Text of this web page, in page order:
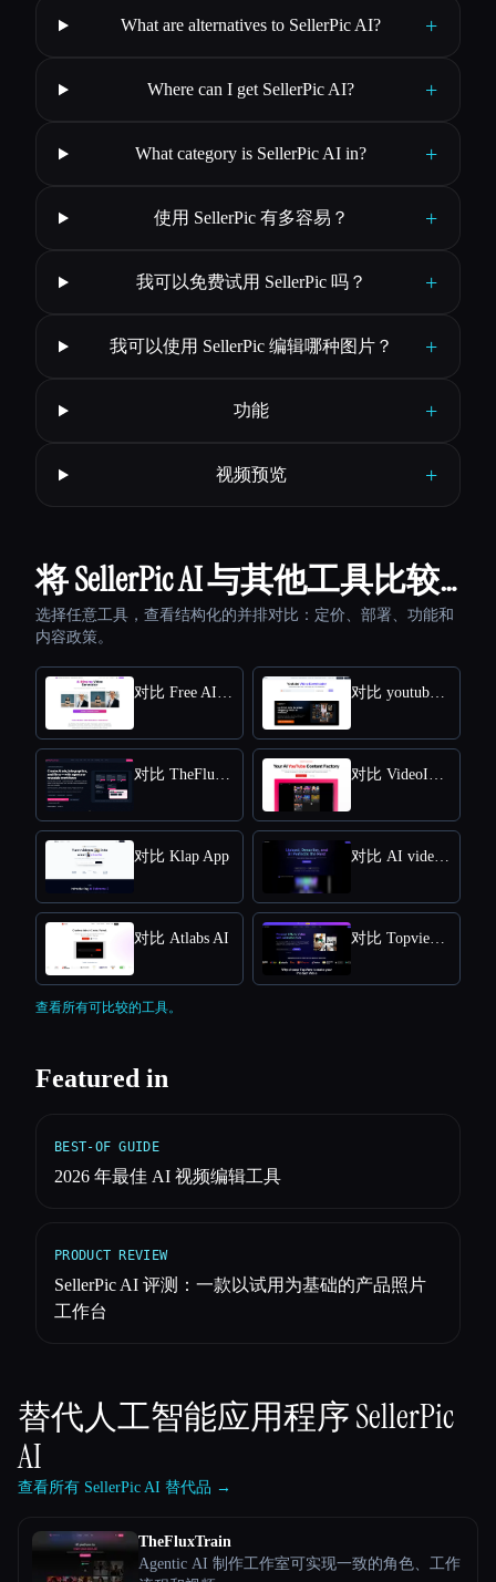
What are alternatives to SellerPic AI? +
Where can I get SellerPic AI? +
What category is SellerPic AI in? +
使用 SellerPic 有多容易？ +
我可以免费试用 SellerPic 吗？ +
我可以使用 SellerPic 编辑哪种图片？ +
功能 +
视频预览 +
将 SellerPic AI 与其他工具比较…
选择任意工具，查看结构化的并排对比：定价、部署、功能和
内容政策。
对比 Free AI kissing video generator 对比 youtube video downloader
对比 TheFluxTrain 对比 VideoIdeas AI
对比 Klap App 对比 AI video editor
对比 Atlabs AI 对比 Topview AI URL to Video
查看所有可比较的工具。
Featured in
BEST-OF GUIDE
2026 年最佳 AI 视频编辑工具
PRODUCT REVIEW
SellerPic AI 评测：一款以试用为基础的产品照片
工作台
替代人工智能应用程序SellerPic
AI
查看所有 SellerPic AI 替代品 →
TheFluxTrain
Agentic AI 制作工作室可实现一致的角色、工作